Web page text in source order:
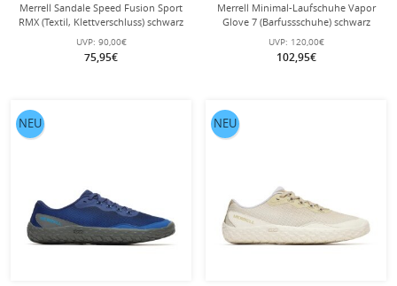
Merrell Sandale Speed Fusion Sport
RMX (Textil, Klettverschluss) schwarz
Herren
UVP: 90,00€
75,95€
Merrell Minimal-Laufschuhe Vapor
Glove 7 (Barfussschuhe) schwarz
Herren
UVP: 120,00€
102,95€
NEU NEU